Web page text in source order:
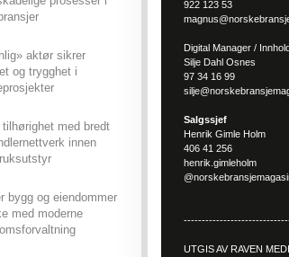
aktør sikrer
og trygghet i
tilhørighet med bredt
innen
bygg og eiendommer
med moderne
922 123 53
Digital Manager /
Silje Dahl Osnes
97 34 16 99
Salgssjef
Henrik Gimle Holm
406 41 256
henrik.gimleholm
UTGIS AV RAVEN